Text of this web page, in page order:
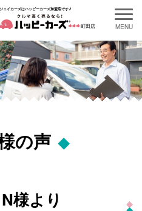
ジェイカーズはハッピーカーズ加盟店です♪
町田店
の声
様より
記事
Entries